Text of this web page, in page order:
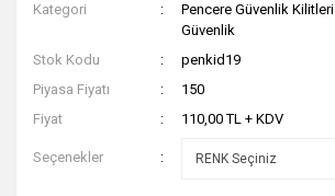
Kategori Pencere Güvenlik Kilitleri
Güvenlik
Stok Kodu
penkid19
Piyasa Fiyatı
150
Fiyat
110,00 TL + KDV
Seçenekler